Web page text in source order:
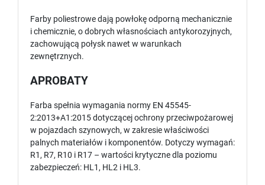
Farby poliestrowe dają powłokę odporną mechanicznie
i chemicznie, o dobrych własnościach antykorozyjnych,
zachowującą połysk nawet w warunkach
zewnętrznych.
APROBATY
Farba spełnia wymagania normy EN 45545-
2:2013+A1:2015 dotyczącej ochrony przeciwpożarowej
w pojazdach szynowych, w zakresie właściwości
palnych materiałów i komponentów. Dotyczy wymagań:
R1, R7, R10 i R17 – wartości krytyczne dla poziomu
zabezpieczeń: HL1, HL2 i HL3.